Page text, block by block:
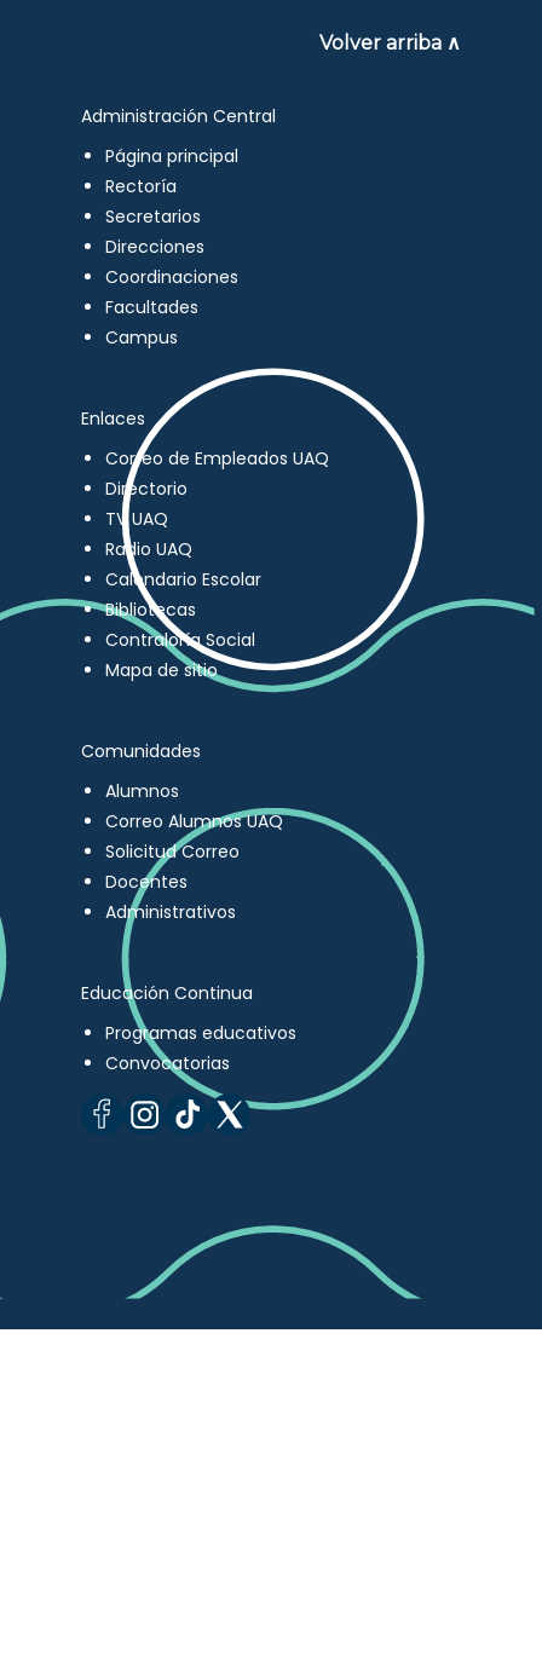
Volver arriba ∧
Administración Central
Página principal
Rectoría
Secretarios
Direcciones
Coordinaciones
Facultades
Campus
Enlaces
Correo de Empleados UAQ
Directorio
TV UAQ
Radio UAQ
Calendario Escolar
Bibliotecas
Contraloría Social
Mapa de sitio
Comunidades
Alumnos
Correo Alumnos UAQ
Solicitud Correo
Docentes
Administrativos
Educación Continua
Programas educativos
Convocatorias